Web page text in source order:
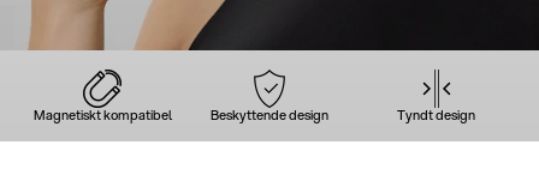
Magnetiskt kompatibel Beskyttende design Tyndt design